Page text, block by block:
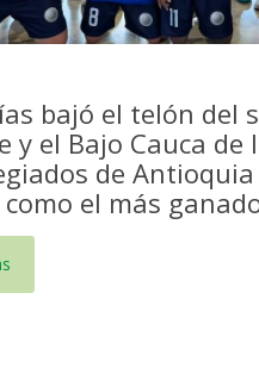
bajó el telón del
y el Bajo Cauca de
de
como el más